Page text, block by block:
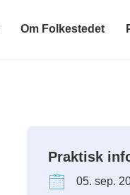
Om Folkestedet
Praktisk
05. sep.